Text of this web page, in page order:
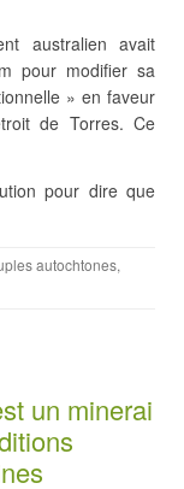
australien avait
pour modifier sa
» en faveur
de Torres. Ce
pour dire que
autochtones,
un minerai